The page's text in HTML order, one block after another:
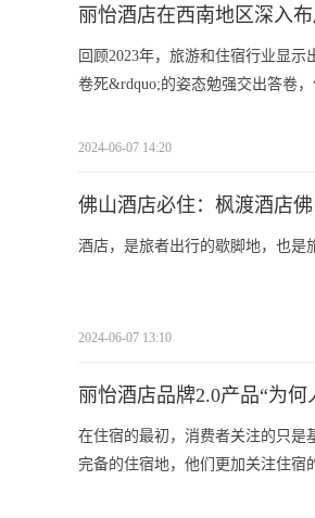
丽怡酒店在西南地区深入布
回顾2023年，旅游和住宿行业显
卷死&rdquo;的姿态勉强交出答卷，
2024-06-07 14:20
佛山酒店必住：枫渡酒店
酒店，是旅者出行的歇脚地，也是
2024-06-07 13:10
丽怡酒店品牌2.0产品“为何
在住宿的最初，消费者关注的只是
完备的住宿地，他们更加关注住宿